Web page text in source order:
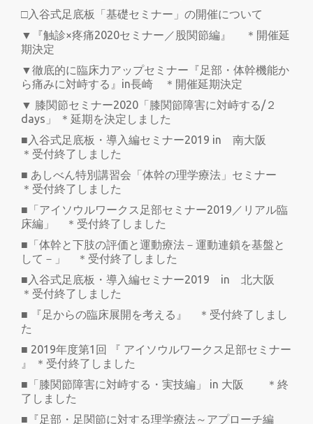
□入谷式足底板「基礎セミナー」の開催について
▼『触診×疼痛2020セミナー／股関節編』 ＊開催延
期決定
▼徹底的に臨床力アップセミナー『足部・体幹機能か
ら痛みに対峙する』in長崎 ＊開催延期決定
▼ 膝関節セミナー2020「膝関節障害に対峙する/２
days」 ＊延期を決定しました
■入谷式足底板・導入編セミナー2019 in 南大阪
＊受付終了しました
■ あしべん特別講習会「体幹の理学療法」セミナー
＊受付終了しました
■「アイソウルワークス足部セミナー2019／リアル臨
床編」 ＊受付終了しました
■「体幹と下肢の評価と運動療法－運動連鎖を基盤と
して－」 ＊受付終了しました
■入谷式足底板・導入編セミナー2019 in 北大阪
＊受付終了しました
■ 『足からの臨床展開を考える』 ＊受付終了しまし
た
■ 2019年度第1回 『 アイソウルワークス足部セミナー
』 ＊受付終了しました
■「膝関節障害に対峙する・実技編」 in 大阪 ＊終
了しました
■『足部・足関節に対する理学療法～アプローチ編